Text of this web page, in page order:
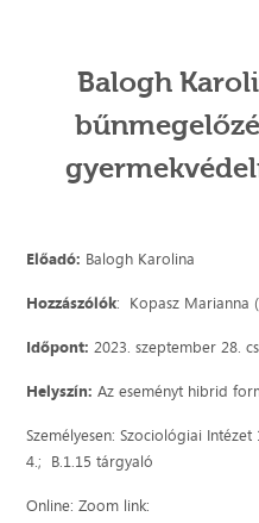
Balogh
Előadó: Balogh Karolina
Hozzászólók: Kopasz Marianna
Időpont: 2023. szeptember 28.
Helyszín:Az eseményt hibrid
Személyesen: Szociológiai
4.; B.1.15 tárgyaló
Online: Zoom link: